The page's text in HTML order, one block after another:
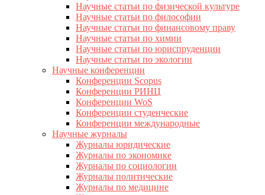
Научные статьи по физической культуре
Научные статьи по философии
Научные статьи по финансовому праву
Научные статьи по химии
Научные статьи по юриспруденции
Научные статьи по экологии
Научные конференции
Конференции Scopus
Конференции РИНЦ
Конференции WoS
Конференции студенческие
Конференции международные
Научные журналы
Журналы юридические
Журналы по экономике
Журналы по социологии
Журналы политические
Журналы по медицине